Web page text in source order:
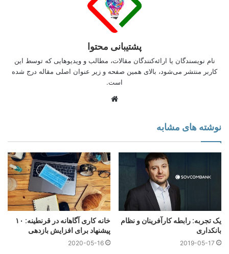
خسرو اصلانی کیست؟
مدرک DBA از دانشکده ی مدیریت دانشگاه تهران
عضو فدراسیون بین المللی کوچینگ ICF
دانشجوی سطح ۲ pcc فدراسیون بین المللی کوچینگ ICF
بیست سال سابقه ی فعالیت در کسب و کارهای داخلی و
خارجی
بنیانگذار سایت لایف اسکیلز گرجستان lifeskills.ge
کوچ و مشاور بیش از پنجاه شرکت بزرگ در ایران و خارج از
پشتیبانی محتوا
نام نویسندگان یا ارائه‌کنندگان مقالات، مطالب و ویدیوهایی که توسط این
کاربر منتشر می‌شود، بالای همین صفحه و زیر عنوان اصلی مقاله درج شده
است.
نوشته های مشابه
یک تجربه: رابطه کارآفرینان و نظام
بانکداری
2019-05-17
خانه کاری آگاهانه در قرنطینه: ۱۰
پیشنهاد برای افزایش بازدهی
2020-05-16